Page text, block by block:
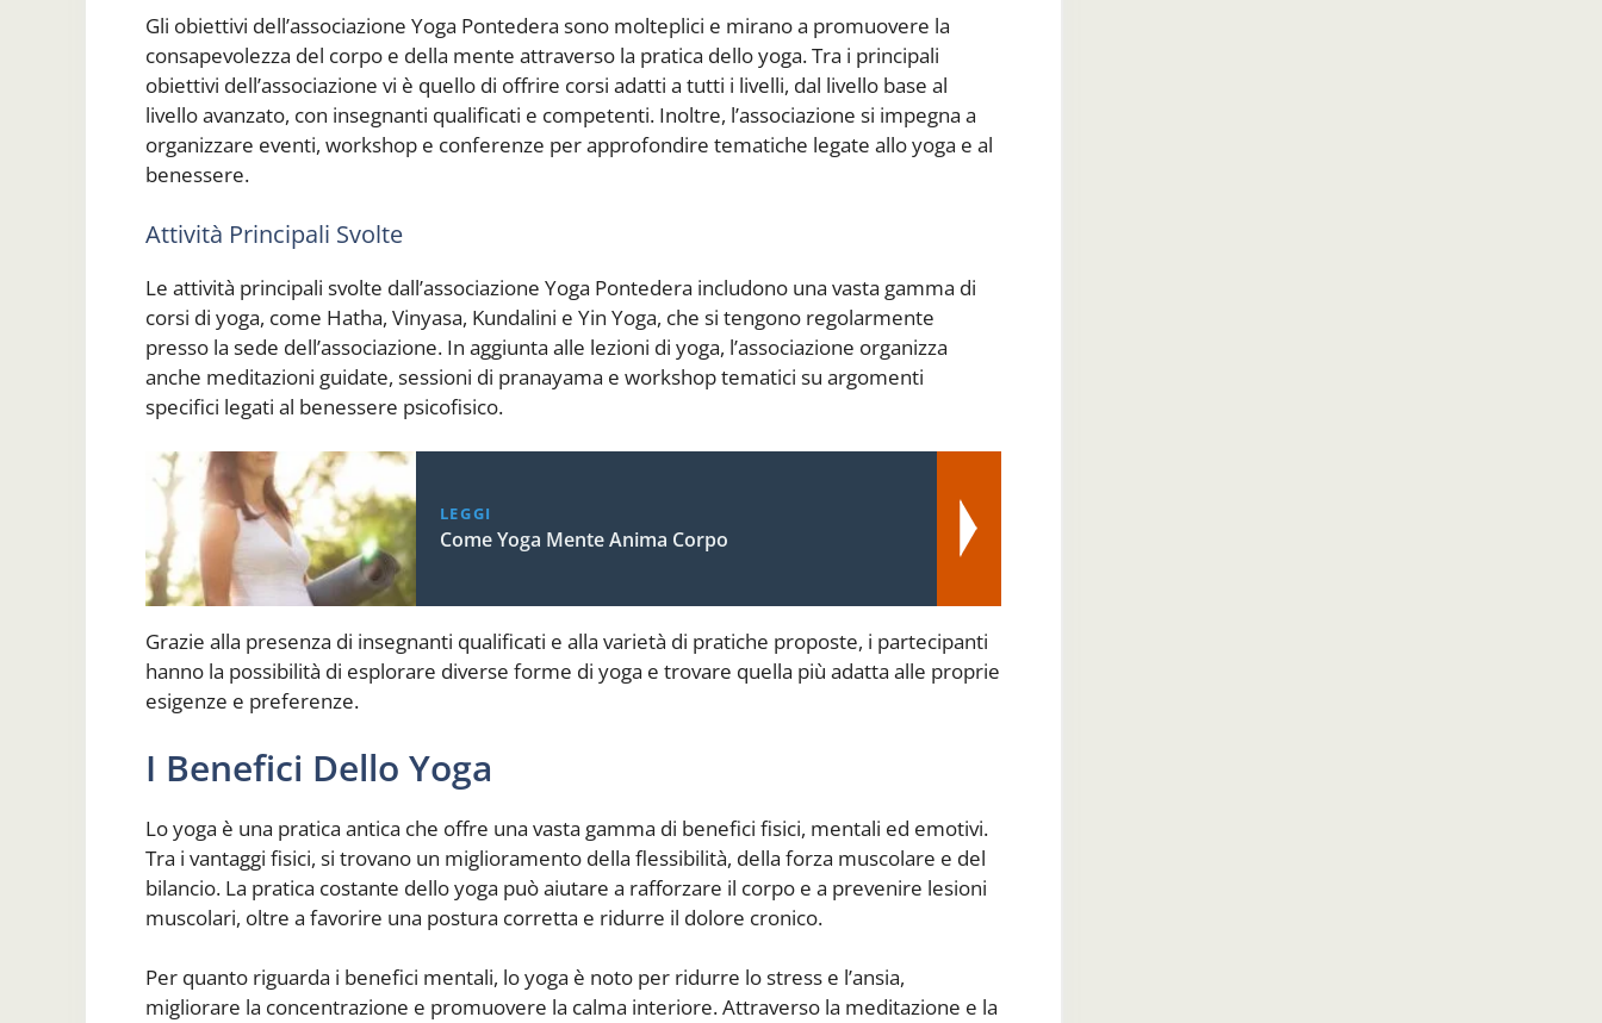
Gli obiettivi dell’associazione Yoga Pontedera sono molteplici e mirano a promuovere la
consapevolezza del corpo e della mente attraverso la pratica dello yoga. Tra i principali
obiettivi dell’associazione vi è quello di offrire corsi adatti a tutti i livelli, dal livello base al
livello avanzato, con insegnanti qualificati e competenti. Inoltre, l’associazione si impegna a
organizzare eventi, workshop e conferenze per approfondire tematiche legate allo yoga e al
benessere.
Attività Principali Svolte
Le attività principali svolte dall’associazione Yoga Pontedera includono una vasta gamma di
corsi di yoga, come Hatha, Vinyasa, Kundalini e Yin Yoga, che si tengono regolarmente
presso la sede dell’associazione. In aggiunta alle lezioni di yoga, l’associazione organizza
anche meditazioni guidate, sessioni di pranayama e workshop tematici su argomenti
specifici legati al benessere psicofisico.
LEGGI
Come Yoga Mente Anima Corpo
Grazie alla presenza di insegnanti qualificati e alla varietà di pratiche proposte, i partecipanti
hanno la possibilità di esplorare diverse forme di yoga e trovare quella più adatta alle proprie
esigenze e preferenze.
I Benefici Dello Yoga
Lo yoga è una pratica antica che offre una vasta gamma di benefici fisici, mentali ed emotivi.
Tra i vantaggi fisici, si trovano un miglioramento della flessibilità, della forza muscolare e del
bilancio. La pratica costante dello yoga può aiutare a rafforzare il corpo e a prevenire lesioni
muscolari, oltre a favorire una postura corretta e ridurre il dolore cronico.
Per quanto riguarda i benefici mentali, lo yoga è noto per ridurre lo stress e l’ansia,
migliorare la concentrazione e promuovere la calma interiore. Attraverso la meditazione e la